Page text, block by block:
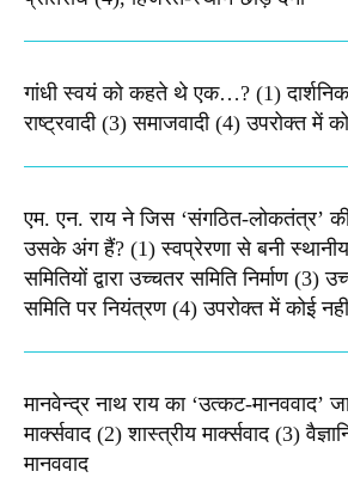
गांधी स्वयं को कहते थे एक…? (1)
राष्ट्रवादी (3) समाजवादी (4) उपरोक्त में
एम. एन. राय ने जिस ‘संगठित-लोकतंत्र’
उसके अंग हैं? (1) स्वप्रेरणा से बनी
समितियों द्वारा उच्चतर समिति निर्माण (3)
समिति पर नियंत्रण (4) उपरोक्त में कोई नहीं
मानवेन्द्र नाथ राय का ‘उत्कट-मानववाद’
मार्क्सवाद (2) शास्त्रीय मार्क्सवाद (3)
मानववाद